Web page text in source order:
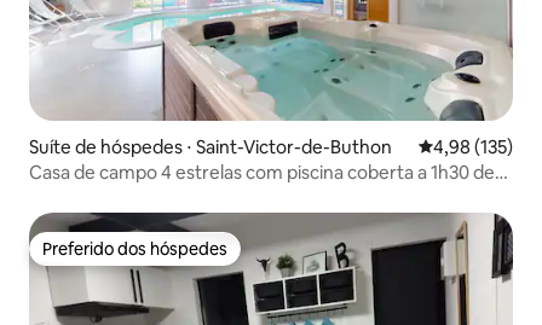
Suíte de hóspedes ⋅ Saint-Victor-de-Buthon 4,98 de uma
4,98 (135)
Casa de campo 4 estrelas com piscina coberta a 1h30 de
Preferido dos hóspedes
Preferido dos hóspedes